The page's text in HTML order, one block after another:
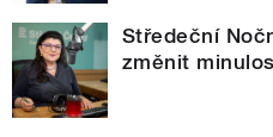
Středeční
změnit